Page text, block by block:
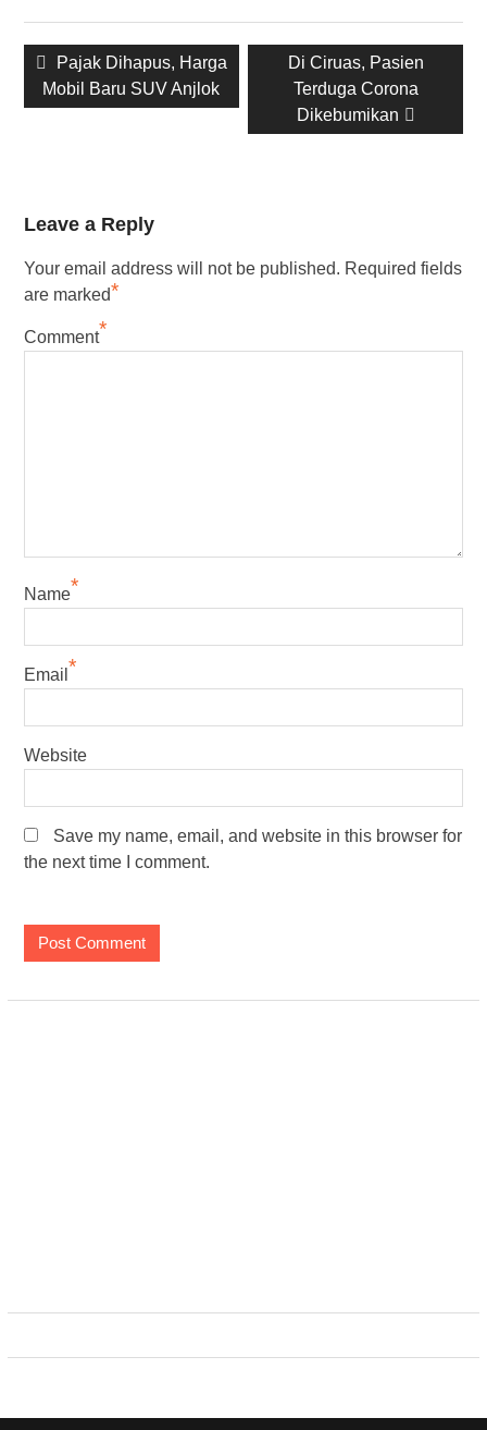
navigation
Previous
post:
Pajak Dihapus, Harga
Mobil Baru SUV Anjlok
Next
post:
Di Ciruas, Pasien
Terduga Corona
Dikebumikan
Leave a Reply
Your email address will not be published. Required fields
are marked*
Comment*
Name*
Email *
Website
Save my name, email, and website in this browser for
the next time I comment.